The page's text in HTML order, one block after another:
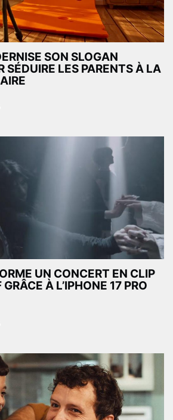
SON SLOGAN
SÉDUIRE LES PARENTS À LA
UN CONCERT EN CLIP
À L’IPHONE 17 PRO